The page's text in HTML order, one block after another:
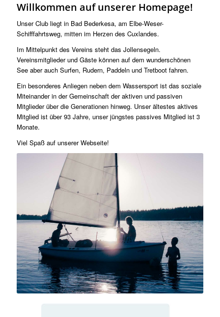
Willkommen auf unserer Homepage!
Unser Club liegt in Bad Bederkesa, am Elbe-Weser-
Schifffahrtsweg, mitten im Herzen des Cuxlandes.
Im Mittelpunkt des Vereins steht das Jollensegeln.
Vereinsmitglieder und Gäste können auf dem wunderschönen
See aber auch Surfen, Rudern, Paddeln und Tretboot fahren.
Ein besonderes Anliegen neben dem Wassersport ist das soziale
Miteinander in der Gemeinschaft der aktiven und passiven
Mitglieder über die Generationen hinweg. Unser ältestes aktives
Mitglied ist über 93 Jahre, unser jüngstes passives Mitglied ist 3
Monate.
Viel Spaß auf unserer Webseite!